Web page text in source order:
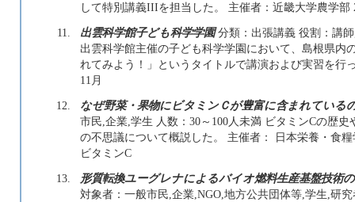
して特別講義IIIを担当した。 主催者：近畿大学農学部
11.
出雲科学館子ども科学学園分類：出張講義 役割：講
出雲科学館主催の子ども科学学園において、島根県内
れてみよう！」というタイトルで講演および実習を行
11月
12.
なぜ野菜・果物にビタミンＣが豊富に含まれている
市民,企業,学生 人数：30～100人未満 ビタミンCの歴
の不思議について概説した。 主催者： 日本栄養・食
ビタミンC
13.
形質転換ユーグレナによるバイオ燃料生産基盤技術
対象者：一般市民,企業,NGO,地方公共団体等,学生,研